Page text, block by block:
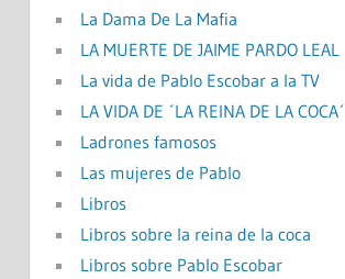
La Dama De La Mafia
LA MUERTE DE JAIME PARDO LEAL
La vida de Pablo Escobar a la TV
LA VIDA DE ´LA REINA DE LA COCA´
Ladrones famosos
Las mujeres de Pablo
Libros
Libros sobre la reina de la coca
Libros sobre Pablo Escobar